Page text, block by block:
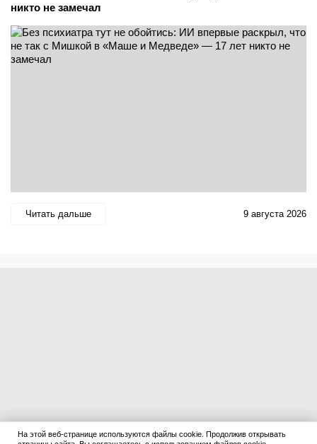
никто не замечал
Читать дальше 9 августа 2026
На этой веб-странице используются файлы cookie. Продолжив открывать